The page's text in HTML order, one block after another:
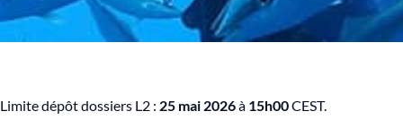
Limite dépôt dossiers L2 : 25 mai 2026à 15h00CEST.